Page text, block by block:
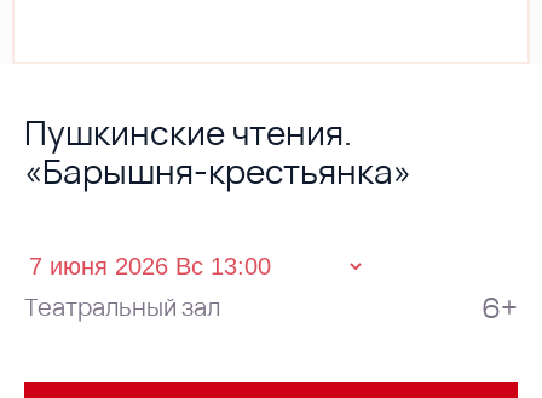
Пушкинские чтения.
«Барышня-крестьянка»
Театральный зал 6+